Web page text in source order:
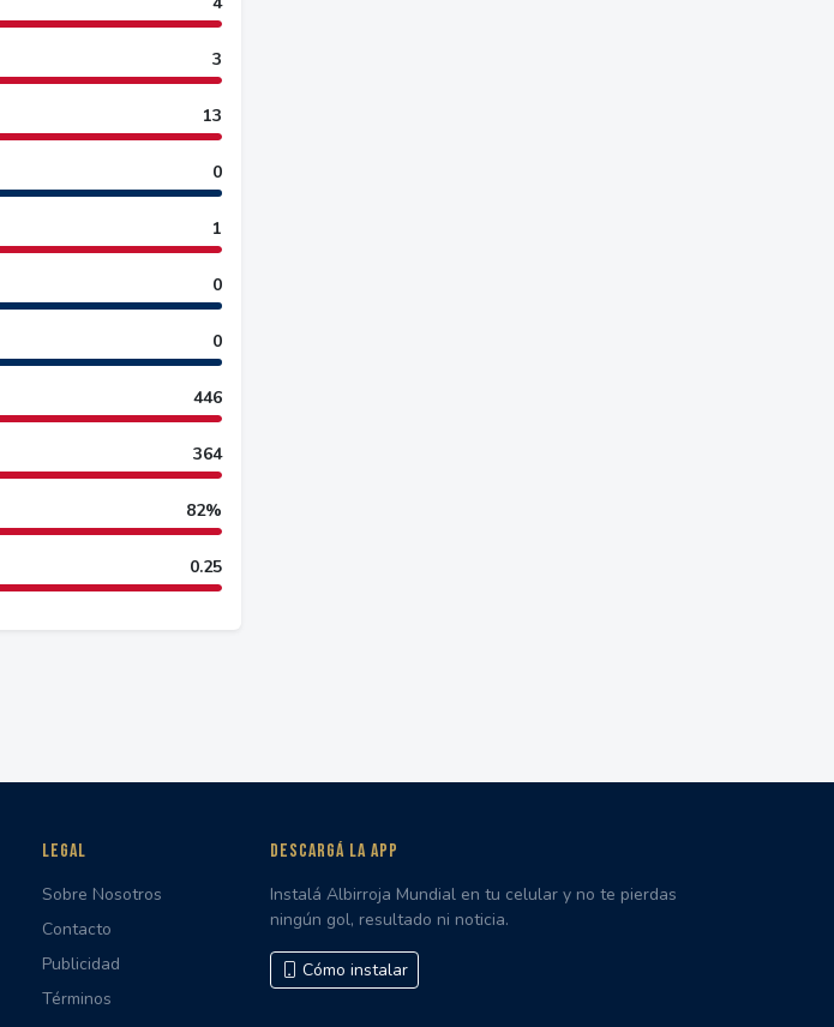
3
13
0
1
0
0
446
364
82%
0.25
LEGAL
Sobre Nosotros
Contacto
Publicidad
Términos
DESCARGÁ LA APP
Instalá Albirroja Mundial en tu celular y no te pierdas
ningún gol, resultado ni noticia.
Cómo instalar